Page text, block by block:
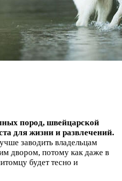
пород, швейцарской
для жизни и развлечений.
заводить владельцам
двором, потому как даже в
будет тесно и